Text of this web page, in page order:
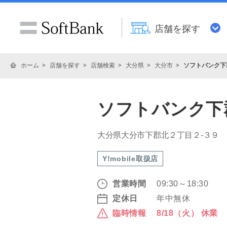
店舗を探す
ホーム 店舗を探す 店舗検索 大分県 大分市 ソフトバンク
ソフトバンク下
大分県大分市下郡北２丁目２‐３９
Y!mobile取扱店
営業時間
09:30～18:30
定休日
年中無休
臨時情報
8/18（火） 休業